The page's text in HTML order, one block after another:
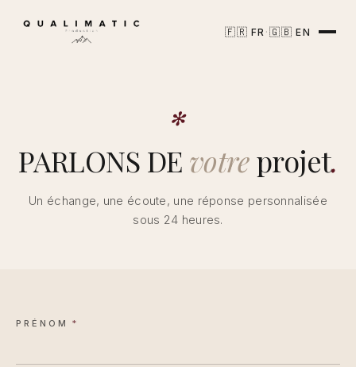
🇫🇷 FR ·🇬🇧 EN
✻
PARLONS DE votreprojet.
Un échange, une écoute, une réponse personnalisée
sous 24 heures.
PRÉNOM *